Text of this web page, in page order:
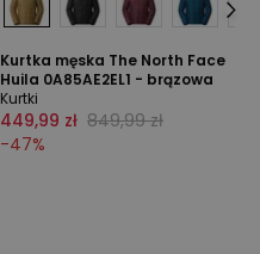
Kurtka męska The North Face
Huila 0A85AE2EL1 - brązowa
Kurtki
449,99 zł 849,99 zł
-47%